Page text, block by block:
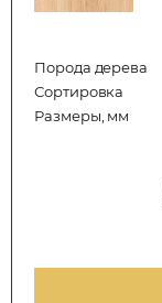
Порода дерева
Сортировка
Размеры, мм